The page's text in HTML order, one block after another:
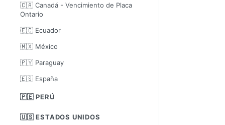
🇨🇦 Canadá - Vencimiento de Placa
Ontario
🇪🇨 Ecuador
🇲🇽 México
🇵🇾 Paraguay
🇪🇸 España
🇵🇪 PERÚ
🇺🇸 ESTADOS UNIDOS